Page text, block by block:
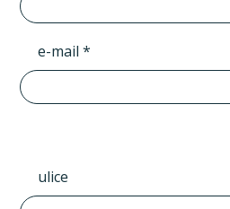
e-mail *
ulice